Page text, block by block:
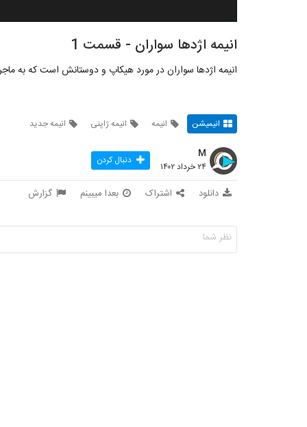
انیمه اژدها سواران - قسمت 1
انیمه اژدها سواران در مورد هیکاپ و دوستانش است که به
انیمیشن انیمه انیمه ژاپنی انیمه جدید
M
۲۴ خرداد ۱۴۰۲ دنبال کردن
دانلود اشتراک بعدا میبینم گزارش